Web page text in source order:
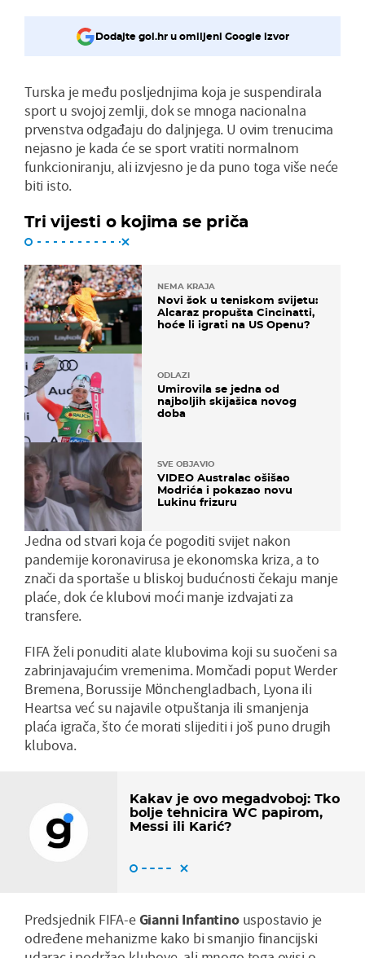
Dodajte gol.hr u omiljeni Google izvor
Turska je među posljednjima koja je suspendirala
sport u svojoj zemlji, dok se mnoga nacionalna
prvenstva odgađaju do daljnjega. U ovim trenucima
nejasno je kada će se sport vratiti normalnom
funkcioniranju, ali izvjesno je da puno toga više neće
biti isto.
Tri vijesti o kojima se priča
NEMA KRAJA
Novi šok u teniskom svijetu:
Alcaraz propušta Cincinatti,
hoće li igrati na US Openu?
ODLAZI
Umirovila se jedna od
najboljih skijašica novog
doba
SVE OBJAVIO
VIDEO Australac ošišao
Modrića i pokazao novu
Lukinu frizuru
Jedna od stvari koja će pogoditi svijet nakon
pandemije koronavirusa je ekonomska kriza, a to
znači da sportaše u bliskoj budućnosti čekaju manje
plaće, dok će klubovi moći manje izdvajati za
transfere.
FIFA želi ponuditi alate klubovima koji su suočeni sa
zabrinjavajućim vremenima. Momčadi poput Werder
Bremena, Borussije Mönchengladbach, Lyona ili
Heartsa već su najavile otpuštanja ili smanjenja
plaća igrača, što će morati slijediti i još puno drugih
klubova.
Kakav je ovo megadvoboj: Tko
bolje tehnicira WC papirom,
Messi ili Karić?
Predsjednik FIFA-eGianni Infantinouspostavio je
određene mehanizme kako bi smanjio financijski